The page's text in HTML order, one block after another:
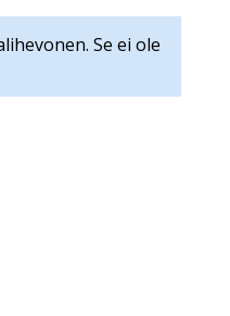
Se ei ole